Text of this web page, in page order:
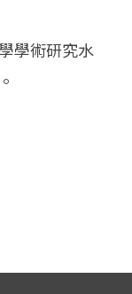
學術研究水